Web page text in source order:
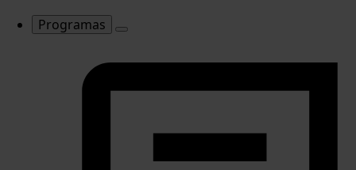
Programas